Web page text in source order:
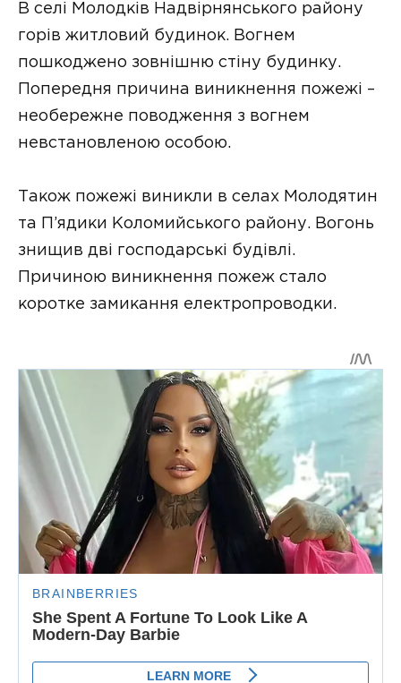
В селі Молодків Надвірнянського району
горів житловий будинок. Вогнем
пошкоджено зовнішню стіну будинку.
Попередня причина виникнення пожежі –
необережне поводження з вогнем
невстановленою особою.
Також пожежі виникли в селах Молодятин
та П’ядики Коломийського району. Вогонь
знищив дві господарські будівлі.
Причиною виникнення пожеж стало
коротке замикання електропроводки.